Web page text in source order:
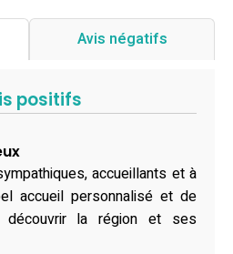
Avis négatifs
positifs
accueillants et à
accueil personnalisé et de
découvrir la région et ses